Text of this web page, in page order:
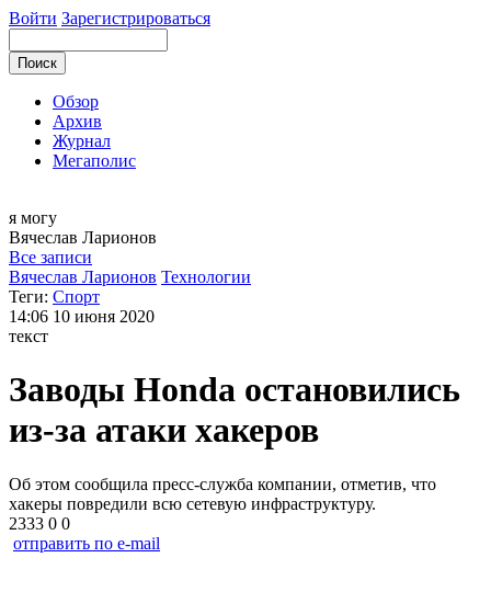
Войти Зарегистрироваться
Обзор
Архив
Журнал
Мегаполис
я могу
Вячеслав Ларионов
Все записи
Вячеслав Ларионов Технологии
Теги: Спорт
14:06 10 июня 2020
текст
Заводы Honda остановились
из-за атаки хакеров
Об этом сообщила пресс-служба компании, отметив, что
хакеры повредили всю сетевую инфраструктуру.
2333 0 0
отправить по e-mail